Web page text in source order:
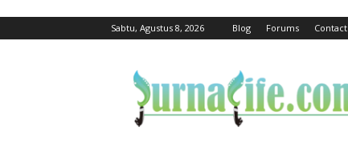
Sabtu, Agustus 8, 2026 Blog Forums Contact